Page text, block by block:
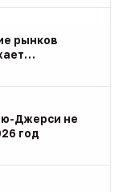
рынков
Джерси не
год